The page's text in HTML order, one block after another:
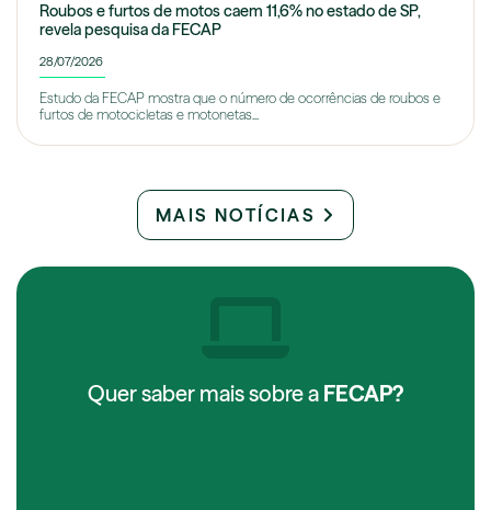
Roubos e furtos de motos caem 11,6% no estado de SP,
revela pesquisa da FECAP
28/07/2026
Estudo da FECAP mostra que o número de ocorrências de roubos e
furtos de motocicletas e motonetas...
MAIS NOTÍCIAS
Quer saber mais sobre a FECAP?